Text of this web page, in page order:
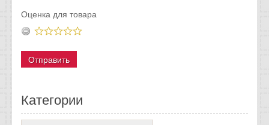
Оценка для товара
Категории